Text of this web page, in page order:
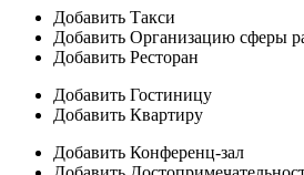
Добавить Такси
Добавить Организацию сферы
Добавить Ресторан
Добавить Гостиницу
Добавить Квартиру
Добавить Конференц-зал